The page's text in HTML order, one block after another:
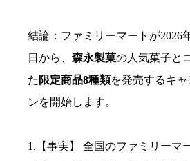
結論：ファミリーマートが2026
日から、森永製菓の人気菓子と
た 限定商品8種類を発売するキャ
ンを開始します。
1.【事実】 全国のファミリーマ